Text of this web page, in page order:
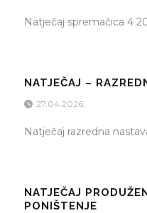
Natječaj spremačica 4
NATJEČAJ –
27.04.2026.
Natječaj razredna
NATJEČAJ
PONIŠTENJE